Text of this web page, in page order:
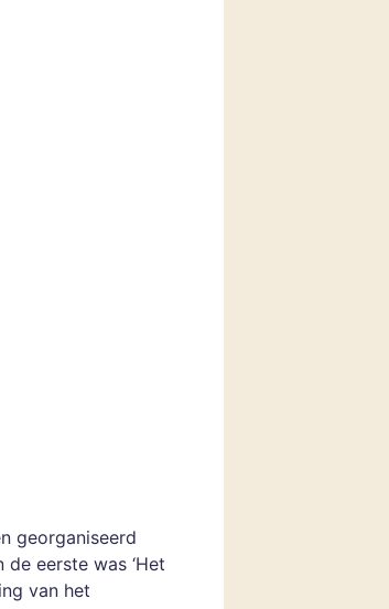
georganiseerd
eerste was ‘Het
van het